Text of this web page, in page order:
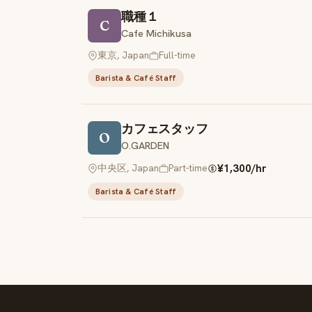
C
職種１
Cafe Michikusa
東京, Japan
Full-time
Barista & Café Staff
O
カフェスタッフ
O.GARDEN
中央区, Japan
Part-time ¥1,300/hr
Barista & Café Staff